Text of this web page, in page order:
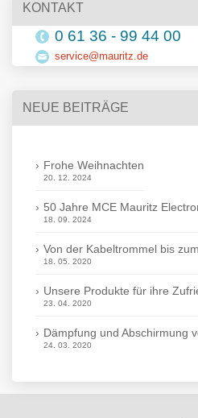
KONTAKT
0 61 36 - 99 44 00
service@mauritz.de
NEUE BEITRÄGE
Frohe Weihnachten
20. 12. 2024
50 Jahre MCE Mauritz
18. 09. 2024
Von der Kabeltrommel bis
18. 05. 2020
Unsere Produkte für ihre
23. 04. 2020
Dämpfung und Abschirmung
24. 03. 2020